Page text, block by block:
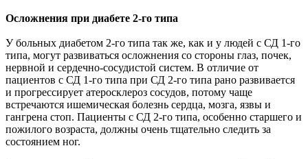
Осложнения при диабете 2-го типа
У больных диабетом 2-го типа так же, как и у людей с СД 1-го
типа, могут развиваться осложнения со стороны глаз, почек,
нервной и сердечно-сосудистой систем. В отличие от
пациентов с СД 1-го типа при СД 2-го типа рано развивается
и прогрессирует атеросклероз сосудов, потому чаще
встречаются ишемическая болезнь сердца, мозга, язвы и
гангрена стоп. Пациенты с СД 2-го типа, особенно старшего и
пожилого возраста, должны очень тщательно следить за
состоянием ног.